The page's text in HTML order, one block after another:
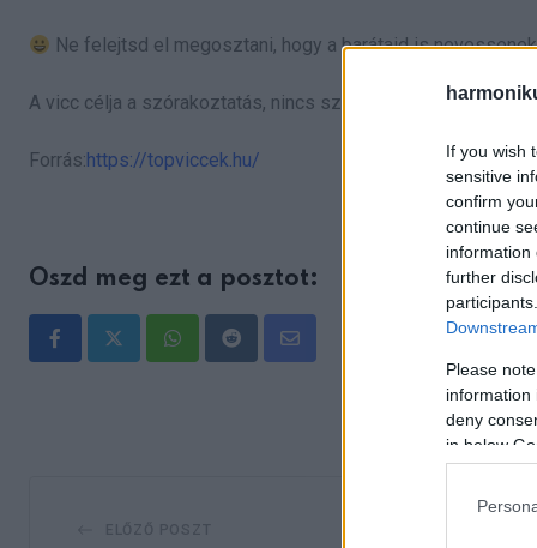
If you wish
sensitive
confirm
continue
information
further
Please
information
deny
in below
Ne felejtsd el megosztani, hogy a barátaid is
A vicc célja a szórakoztatás, nincs szándékunkban senkit
Forrás:https://topviccek.hu/
Oszd meg ezt a posztot:
WhatsappRedditShare